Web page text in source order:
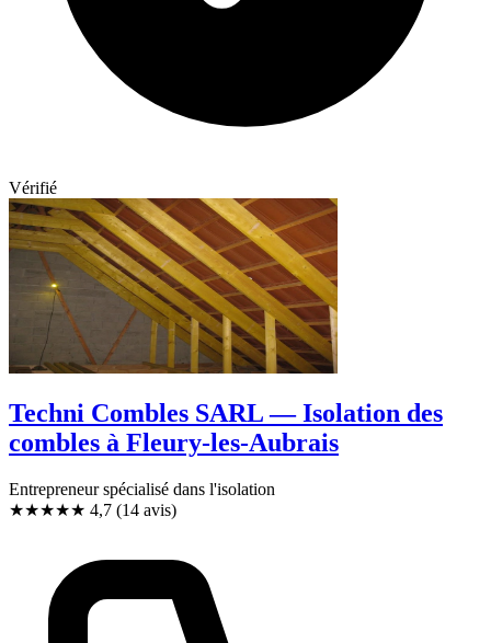
Vérifié
Techni Combles SARL — Isolation des
combles à Fleury-les-Aubrais
Entrepreneur spécialisé dans l'isolation
★★★★★ 4,7 (14 avis)